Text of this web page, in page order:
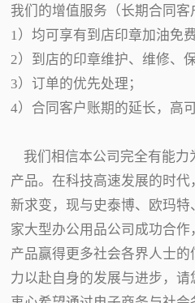
我们的增值服务（长期合同客
1）均可享有到店印章加油免费
2）到店的印章维护、维修、
3）订单的优先处理；
4）合同客户账期的延长，高
我们相信本公司完全有能力
产品。在科技高速发展的时
新求变，现与史泰博、欧玛
家大型办公用品公司成功合
产品赢得更多社会各界人士
力以赴自身的发展与进步，请